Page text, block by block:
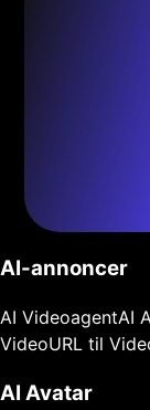
AI-annoncer
AI VideoagentAI
VideoURL til
AI Avatar